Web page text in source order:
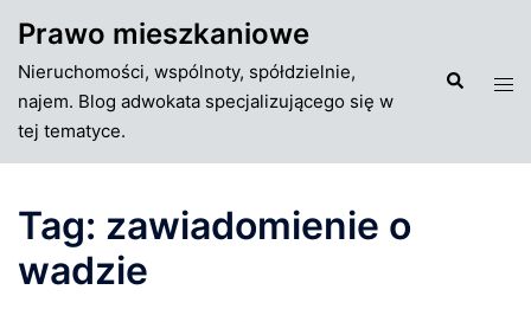
do
treści
Prawo mieszkaniowe
Nieruchomości, wspólnoty, spółdzielnie,
najem. Blog adwokata specjalizującego się w
tej tematyce.
Szukaj
Tag: zawiadomienie o
wadzie